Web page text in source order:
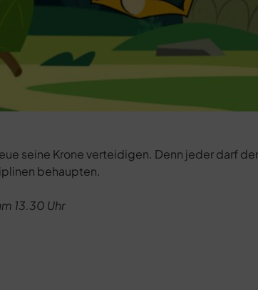
seine Krone verteidigen. Denn jeder darf
behaupten.
13.30 Uhr